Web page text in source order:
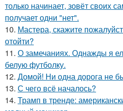
только начинает, зовёт своих
получает одни "нет".
10. Мастера, скажите
отойти?
11. О замечаниях. Однажды я
белую футболку.
12. Домой! Ни одна дорога не
13. С чего всё началось?
14. Трамп в тренде: